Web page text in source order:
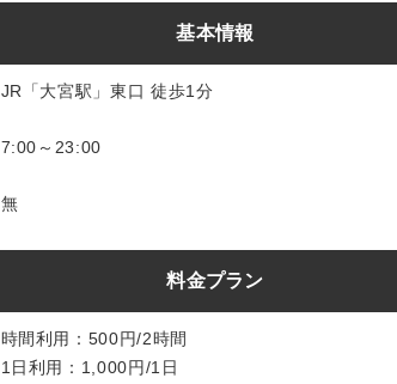
基本情報
JR「大宮駅」東口 徒歩1分
7:00～23:00
無
料金プラン
時間利用：500円/2時間
1日利用：1,000円/1日